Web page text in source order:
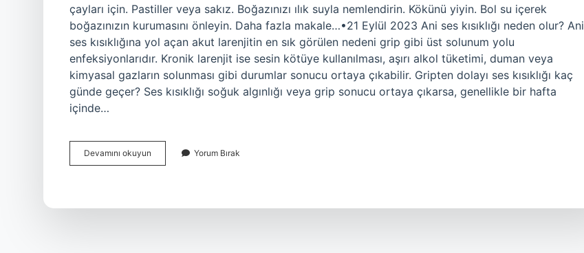
çayları için. Pastiller veya sakız. Boğazınızı ılık suyla nemlendirin. Kökünü yiyin. Bol su içerek
boğazınızın kurumasını önleyin. Daha fazla makale…•21 Eylül 2023 Ani ses kısıklığı neden olur? Ani
ses kısıklığına yol açan akut larenjitin en sık görülen nedeni grip gibi üst solunum yolu
enfeksiyonlarıdır. Kronik larenjit ise sesin kötüye kullanılması, aşırı alkol tüketimi, duman veya
kimyasal gazların solunması gibi durumlar sonucu ortaya çıkabilir. Gripten dolayı ses kısıklığı kaç
günde geçer? Ses kısıklığı soğuk algınlığı veya grip sonucu ortaya çıkarsa, genellikle bir hafta
içinde…
Devamını okuyun
Kısıklığı
Yorum Bırak